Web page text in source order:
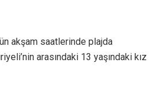
akşam saatlerinde plajda
arasındaki 13 yaşındaki kız